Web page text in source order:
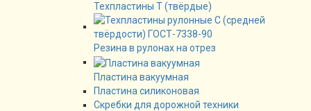
Техпластины Т (твёрдые)
Резина в рулонах на отрез
Пластина вакуумная
Пластина силиконовая
Скребки для дорожной техники